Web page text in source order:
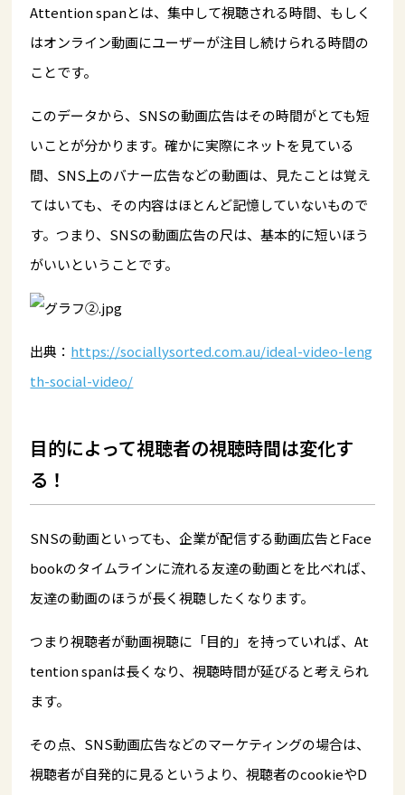
Attention spanとは、集中して視聴される時間、もしく
はオンライン動画にユーザーが注目し続けられる時間の
ことです。
このデータから、SNSの動画広告はその時間がとても短
いことが分かります。確かに実際にネットを見ている
間、SNS上のバナー広告などの動画は、見たことは覚え
てはいても、その内容はほとんど記憶していないもので
す。つまり、SNSの動画広告の尺は、基本的に短いほう
がいいということです。
出典： https://sociallysorted.com.au/ideal-video-leng
th-social-video/
目的によって視聴者の視聴時間は変化す
る！
SNSの動画といっても、企業が配信する動画広告とFace
bookのタイムラインに流れる友達の動画とを比べれば、
友達の動画のほうが長く視聴したくなります。
つまり視聴者が動画視聴に「目的」を持っていれば、At
tention spanは長くなり、視聴時間が延びると考えられ
ます。
その点、SNS動画広告などのマーケティングの場合は、
視聴者が自発的に見るというより、視聴者のcookieやD